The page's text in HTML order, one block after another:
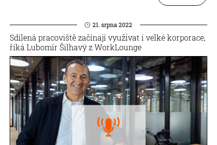
21. srpna 2022
Sdílená pracoviště začínají využívat i velké korporace,
říká Lubomír Šilhavý z WorkLounge